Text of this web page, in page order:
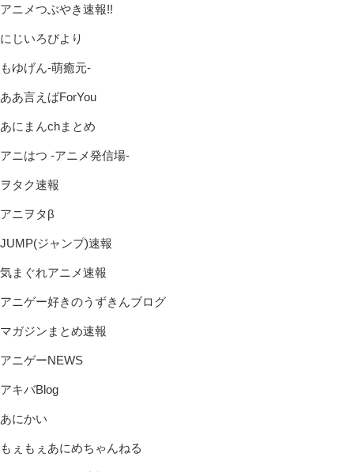
アニメつぶやき速報!!
にじいろびより
もゆげん-萌癒元-
ああ言えばForYou
あにまんchまとめ
アニはつ -アニメ発信場-
ヲタク速報
アニヲタβ
JUMP(ジャンプ)速報
気まぐれアニメ速報
アニゲー好きのうずきんブログ
マガジンまとめ速報
アニゲーNEWS
アキバBlog
あにかい
もぇもぇあにめちゃんねる